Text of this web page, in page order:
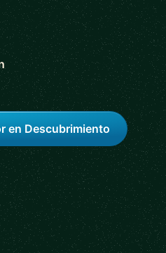
en Descubrimiento